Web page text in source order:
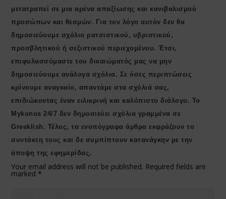
μετατραπεί σε μια αρένα απαξίωσης και κανιβαλισμού
προσώπων και θεσμών. Για τον λόγο αυτόν δεν θα
δημοσιεύουμε σχόλια ρατσιστικού, υβριστικού,
προσβλητικού ή σεξιστικού περιεχομένου. Έτσι,
επιφυλασσόμαστε του δικαιώματός μας να μην
δημοσιεύουμε ανάλογα σχόλια. Σε όσες περιπτώσεις
κρίνουμε αναγκαίο, απαντάμε στα σχόλιά σας,
επιδιώκοντας έναν ειλικρινή και καλόπιστο διάλογο. Το
Μykonos 24/7 δεν δημοσιεύει σχόλια γραμμένα σε
Greeklish. Τέλος, τα ενυπόγραφα άρθρα εκφράζουν το
συντάκτη τους και δε συμπίπτουν κατανάγκην με την
άποψη της εφημερίδας.
Your email address will not be published. Required fields are
marked *